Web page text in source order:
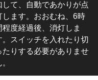
して、自動であかりが点
します。おおむね、6時
程度経過後、消灯しま
。スイッチを入れたり切
たりする必要がありませ